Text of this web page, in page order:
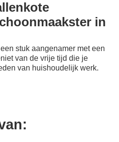
in
stuk aangenamer met een
van de vrije tijd die je
van huishoudelijk werk.